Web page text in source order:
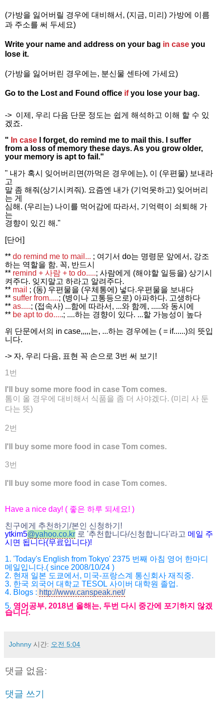
(가방을 잃어버릴 경우에 대비해서, (지금, 미리) 가방에 이름
과 주소를 써 두세요)
Write your name and address on your bag in case you
lose it.
(가방을 잃어버린 경우에는, 분신물 센타에 가세요)
Go to the Lost and Found office ifyou lose your bag.
-> 이제, 우리 다음 단문 정도는 쉽게 해석하고 이해 할 수 있
겠죠.
" In case I forget, do remind me to mail this. I suffer
from a loss of memory these days. As you grow older,
your memory is apt to fail."
" 내가 혹시 잊어버리면(까먹은 경우에는), 이 (우편물) 보내라
고
말 좀 해줘(상기시켜줘). 요즘엔 내가 (기억못하고) 잊어버리
는 게
심해. (우리는) 나이를 먹어감에 따라서, 기억력이 쇠퇴해 가
는
경향이 있긴 해."
[단어]
** do remind me to mail... ; 여기서 do는 명령문 앞에서, 강조
하는 역할을 함. 꼭, 반드시
** remind + 사람 + to do.....; 사람에게 (해야할 일등을) 상기시
켜주다. 잊지말고 하라고 알려주다.
** mail ; (동) 우편물을 (우체통에) 넣다.우편물을 보내다
** suffer from.....; (병이나 고통등으로) 아파하다. 고생하다
** as.....; (접속사) ...함에 따라서, ...와 함께, .....와 동시에
** be apt to do.....; ....하는 경향이 있다. ...할 가능성이 높다
위 단문에서의 in case,,,,,는, ...하는 경우에는 ( = if......)의 뜻입
니다.
-> 자, 우리 다음, 표현 꼭 손으로 3번 써 보기!
1번
I'll buy some more food in case Tom comes.
톰이 올 경우에 대비해서 식품을 좀 더 사야겠다. (미리 사 둔
다는 뜻)
2번
I'll buy some more food in case Tom comes.
3번
I'll buy some more food in case Tom comes.
Have a nice day! ( 좋은 하루 되세요! )
친구에게 추천하기 /본인 신청하기 !
ytkim5@yahoo.co.kr 로 '추천합니다/신청합니다'라고 메일 주
시면 됩니다(무료입니다)!
1. 'Today's English from Tokyo' 2375 번째 아침 영어 한마디
메일입니다.( since 2008/10/24 )
2. 현재 일본 도쿄에서 , 미국-프랑스계 통신회사 재직중.
3. 한국 외국어 대학교 TESOL 사이버 대학원 졸업.
4. Blogs : http://www.canspeak.net/
5. 영어공부, 2018년 올해는, 두번 다시 중간에 포기하지 않겠
습니다.
Johnny 시간: 오전 5:04
댓글 없음:
댓글 쓰기